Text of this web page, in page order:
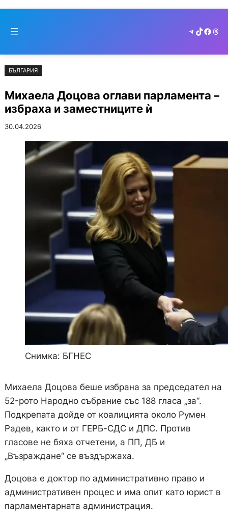
съдържанието
to
Telegram
TikTok
БЪЛГАРИЯ
Михаела Доцова оглави парламента –
избраха и заместниците ѝ
30.04.2026
Снимка: БГНЕС
Михаела Доцова беше избрана за председател на
52-рото Народно събрание със 188 гласа „за“.
Подкрепата дойде от коалицията около Румен
Радев, както и от ГЕРБ-СДС и ДПС. Против
гласове не бяха отчетени, а ПП, ДБ и
„Възраждане“ се въздържаха.
Доцова е доктор по административно право и
административен процес и има опит като юрист в
парламентарната администрация.